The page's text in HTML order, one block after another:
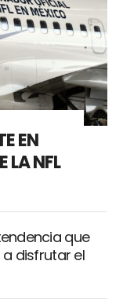
EN
LA NFL
que
disfrutar el